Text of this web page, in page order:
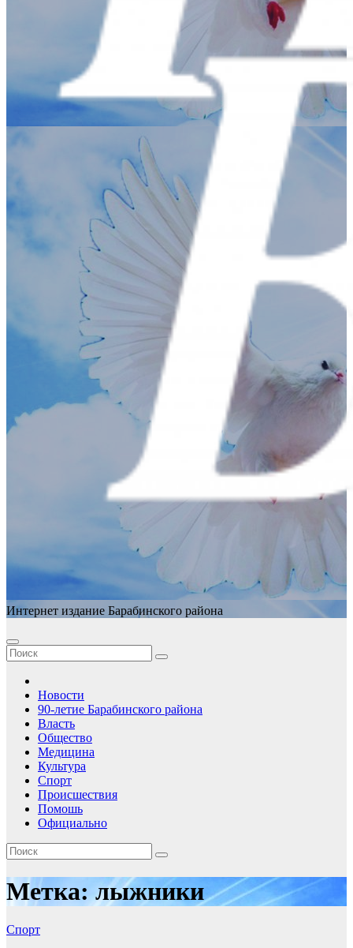
Интернет издание Барабинского района
Новости
90-летие Барабинского района
Власть
Общество
Медицина
Культура
Спорт
Происшествия
Помошь
Официально
Метка:лыжники
Спорт